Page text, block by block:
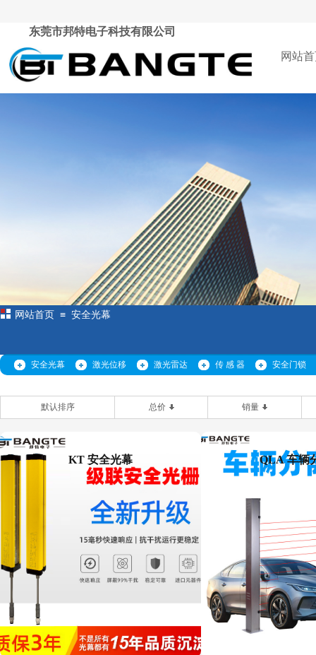
网站
东莞市邦特电子科技有限公司
网站首页 ≡ 安全光幕
安全光幕 激光位移 激光雷达 传 感 器 安全门锁
默认排序 总价 销量
KT 安全光幕 QLA 车辆